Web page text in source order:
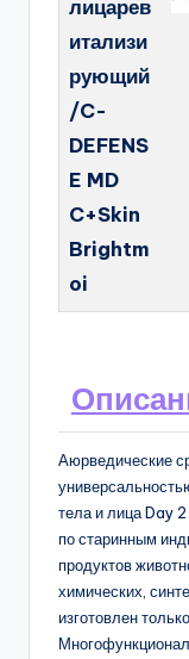
лицарев
итализи
рующий
/C-
DEFENS
E MD
C+Skin
Brightm
oi
Аюрведические
тела и лица Day
по старинным
продуктов
химических,
изготовлен